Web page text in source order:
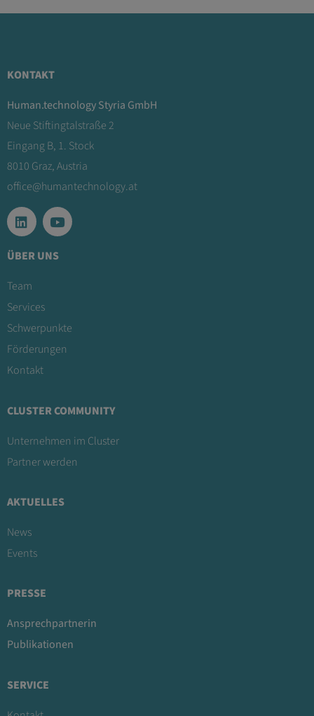
KONTAKT
Human.technology Styria GmbH
Neue Stiftingtalstraße 2
Eingang B, 1. Stock
8010 Graz, Austria
office@humantechnology.at
ÜBER UNS
Team
Services
Schwerpunkte
Förderungen
Kontakt
CLUSTER COMMUNITY
Unternehmen im Cluster
Partner werden
AKTUELLES
News
Events
PRESSE
Ansprechpartnerin
Publikationen
SERVICE